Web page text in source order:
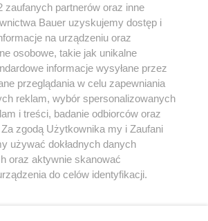
zwykle
PROKOPOWICZ
zaufanych partnerów oraz inne
Bauer uzyskujemy dostęp i
na urządzeniu oraz
osobowe, takie jak unikalne
informacje wysyłane przez
przeglądania w celu zapewniania
reklam, wybór spersonalizowanych
i treści, badanie odbiorców oraz
Za zgodą Użytkownika my i Zaufani
używać dokładnych danych
oraz aktywnie skanować
do celów identyfikacji.